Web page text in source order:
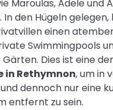
Maroulas, Adele und
den Hügeln
einen
Swimmingpools
Dies ist eine der
in Rethymnon, um in
dennoch nur eine
entfernt zu sein.